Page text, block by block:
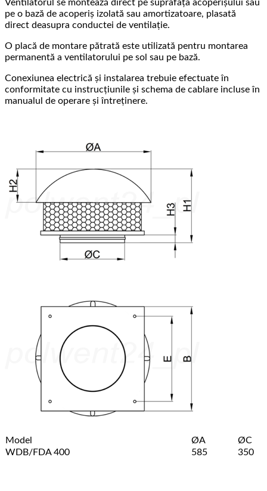
Ventilatorul se montează direct pe suprafața acoperișului sau
pe o bază de acoperiș izolată sau amortizatoare, plasată
direct deasupra conductei de ventilație.
O placă de montare pătrată este utilizată pentru montarea
permanentă a ventilatorului pe sol sau pe bază.
Conexiunea electrică și instalarea trebuie efectuate în
conformitate cu instrucțiunile și schema de cablare incluse în
manualul de operare și întreținere.
Model ØA
ØC
WDB/FDA 400
585 350